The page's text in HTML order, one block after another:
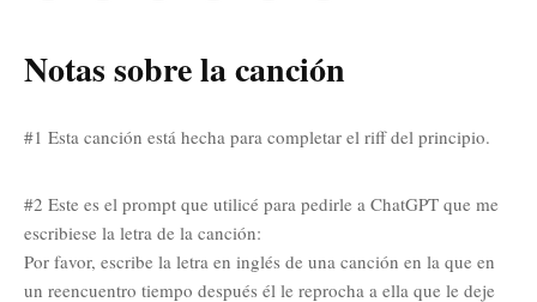
Notas sobre la canción
#1 Esta canción está hecha para completar el riff del principio.
#2 Este es el prompt que utilicé para pedirle a ChatGPT que me
escribiese la letra de la canción:
Por favor, escribe la letra en inglés de una canción en la que en
un reencuentro tiempo después él le reprocha a ella que le deje